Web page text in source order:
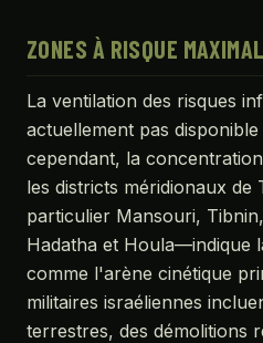
ZONES À RISQUE MAXIMAL
La ventilation des risques
actuellement pas
cependant, la
les districts méridionaux
particulier Mansouri,
Hadatha et Houla—indique
comme l'arène cinétique
militaires israéliennes
terrestres, des démolitions